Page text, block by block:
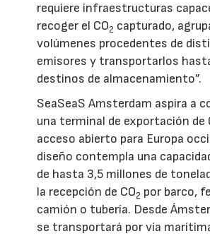
requiere infraestructuras
recoger el CO2 capturado,
volúmenes procedentes de
emisores y transportarlos
destinos de almacenamiento”.
SeaSeaS Amsterdam aspira a
una terminal de exportación de
acceso abierto para Europa
diseño contempla una
de hasta 3,5 millones de
la recepción de CO2 por barco,
camión o tubería. Desde
se transportará por vía